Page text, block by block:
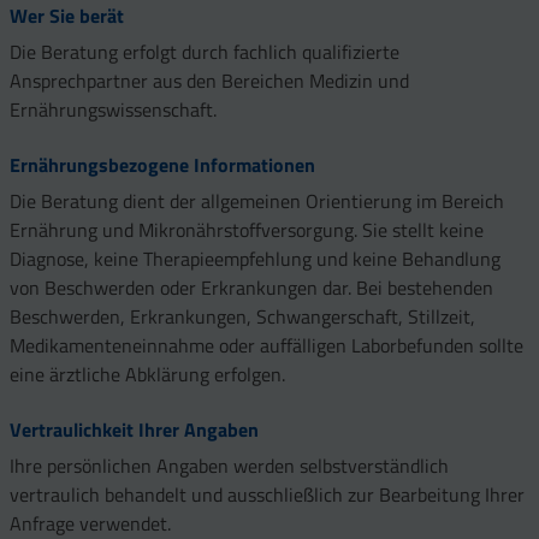
Wer Sie berät
Die Beratung erfolgt durch fachlich qualifizierte
Ansprechpartner aus den Bereichen Medizin und
Ernährungswissenschaft.
Ernährungsbezogene Informationen
Die Beratung dient der allgemeinen Orientierung im Bereich
Ernährung und Mikronährstoffversorgung. Sie stellt keine
Diagnose, keine Therapieempfehlung und keine Behandlung
von Beschwerden oder Erkrankungen dar. Bei bestehenden
Beschwerden, Erkrankungen, Schwangerschaft, Stillzeit,
Medikamenteneinnahme oder auffälligen Laborbefunden sollte
eine ärztliche Abklärung erfolgen.
Vertraulichkeit Ihrer Angaben
Ihre persönlichen Angaben werden selbstverständlich
vertraulich behandelt und ausschließlich zur Bearbeitung Ihrer
Anfrage verwendet.